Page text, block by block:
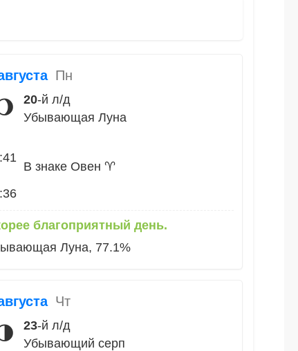
Пн
20-й л/д
Убывающая Луна
В знаке Овен ♈
благоприятный день.
Луна, 77.1%
Чт
23-й л/д
Убывающий серп